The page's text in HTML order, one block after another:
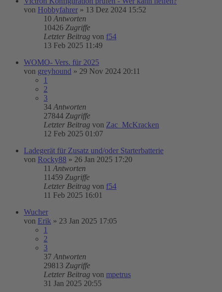
von Hobbyfahrer » 13 Dez 2024 15:52
10 Antworten
10426 Zugriffe
Letzter Beitrag von f54
13 Feb 2025 11:49
WOMO- Vers. für 2025
von greyhound » 29 Nov 2024 20:11
1
2
3
34 Antworten
27844 Zugriffe
Letzter Beitrag von Zac_McKracken
12 Feb 2025 01:07
Ladegerät für Zusatz und/oder Starterbatterie
von Rocky88 » 26 Jan 2025 17:20
11 Antworten
11459 Zugriffe
Letzter Beitrag von f54
11 Feb 2025 16:01
Wucher
von Erik » 23 Jan 2025 17:05
1
2
3
37 Antworten
29813 Zugriffe
Letzter Beitrag von mpetrus
31 Jan 2025 20:55